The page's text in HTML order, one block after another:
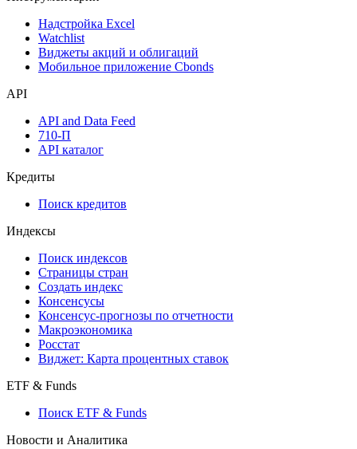
Надстройка Excel
Watchlist
Виджеты акций и облигаций
Мобильное приложение Cbonds
API
API and Data Feed
710-П
API каталог
Кредиты
Поиск кредитов
Индексы
Поиск индексов
Страницы стран
Создать индекс
Консенсусы
Консенсус-прогнозы по отчетности
Макроэкономика
Росстат
Виджет: Карта процентных ставок
ETF & Funds
Поиск ETF & Funds
Новости и Аналитика